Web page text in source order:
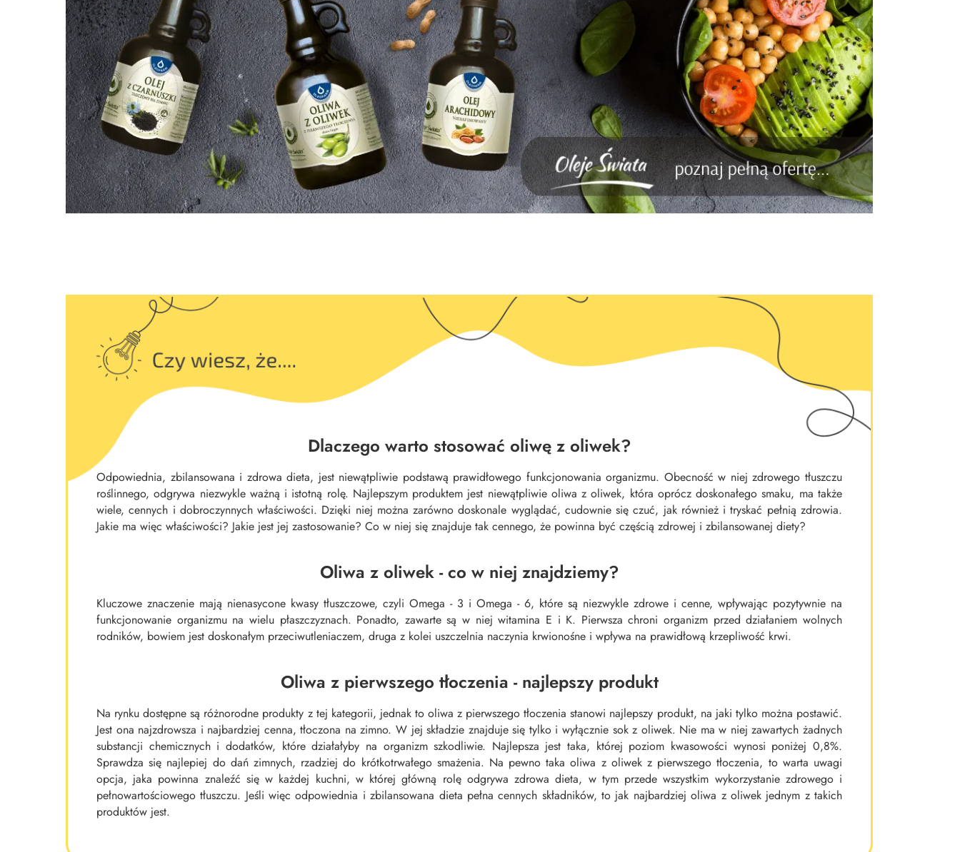
Dlaczego warto stosować oliwę z oliwek?
Odpowiednia, zbilansowana i zdrowa dieta, jest niewątpliwie podstawą prawidłowego funkcjonowania organizmu. Obecność w niej zdrowego tłuszczu
roślinnego, odgrywa niezwykle ważną i istotną rolę. Najlepszym produktem jest niewątpliwie oliwa z oliwek, która oprócz doskonałego smaku, ma także
wiele, cennych i dobroczynnych właściwości. Dzięki niej można zarówno doskonale wyglądać, cudownie się czuć, jak również i tryskać pełnią zdrowia.
Jakie ma więc właściwości? Jakie jest jej zastosowanie? Co w niej się znajduje tak cennego, że powinna być częścią zdrowej i zbilansowanej diety?
Oliwa z oliwek - co w niej znajdziemy?
Kluczowe znaczenie mają nienasycone kwasy tłuszczowe, czyli Omega - 3 i Omega - 6, które są niezwykle zdrowe i cenne, wpływając pozytywnie na
funkcjonowanie organizmu na wielu płaszczyznach. Ponadto, zawarte są w niej witamina E i K. Pierwsza chroni organizm przed działaniem wolnych
rodników, bowiem jest doskonałym przeciwutleniaczem, druga z kolei uszczelnia naczynia krwionośne i wpływa na prawidłową krzepliwość krwi.
Oliwa z pierwszego tłoczenia - najlepszy produkt
Na rynku dostępne są różnorodne produkty z tej kategorii, jednak to oliwa z pierwszego tłoczenia stanowi najlepszy produkt, na jaki tylko można postawić.
Jest ona najzdrowsza i najbardziej cenna, tłoczona na zimno. W jej składzie znajduje się tylko i wyłącznie sok z oliwek. Nie ma w niej zawartych żadnych
substancji chemicznych i dodatków, które działałyby na organizm szkodliwie. Najlepsza jest taka, której poziom kwasowości wynosi poniżej 0,8%.
Sprawdza się najlepiej do dań zimnych, rzadziej do krótkotrwałego smażenia. Na pewno taka oliwa z oliwek z pierwszego tłoczenia, to warta uwagi
opcja, jaka powinna znaleźć się w każdej kuchni, w której główną rolę odgrywa zdrowa dieta, w tym przede wszystkim wykorzystanie zdrowego i
pełnowartościowego tłuszczu. Jeśli więc odpowiednia i zbilansowana dieta pełna cennych składników, to jak najbardziej oliwa z oliwek jednym z takich
produktów jest.